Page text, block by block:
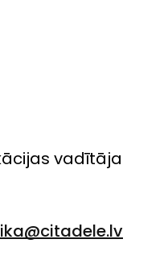
vadītāja